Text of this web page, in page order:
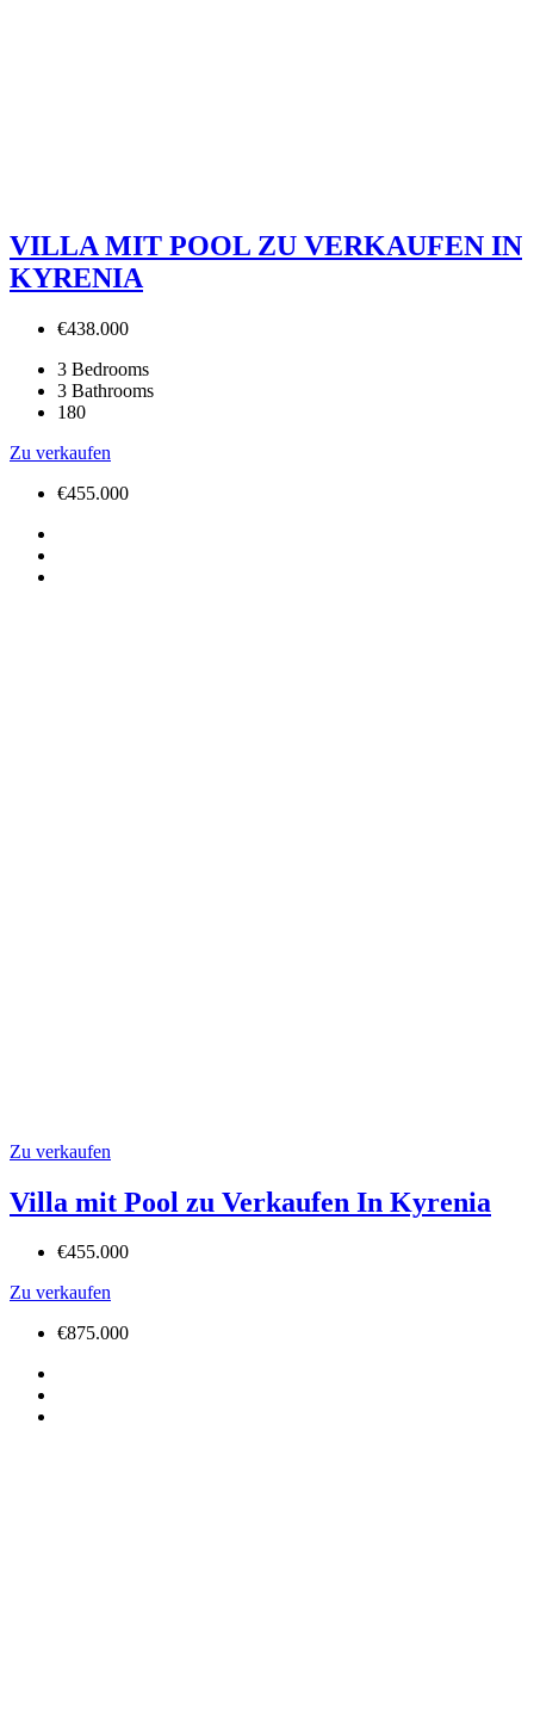
VILLA MIT POOL ZU VERKAUFEN IN
KYRENIA
€438.000
3 Bedrooms
3 Bathrooms
180
Zu verkaufen
€455.000
Zu verkaufen
Villa mit Pool zu Verkaufen In Kyrenia
€455.000
Zu verkaufen
€875.000